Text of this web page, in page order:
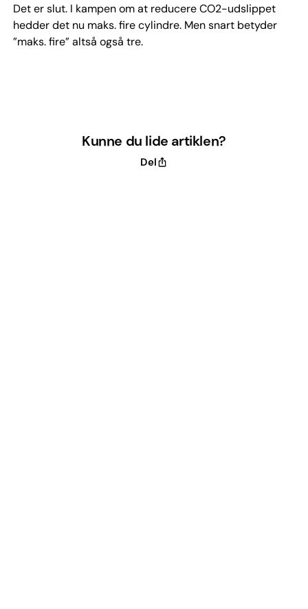
Det er slut. I kampen om at reducere CO2-udslippet
hedder det nu maks. fire cylindre. Men snart betyder
”maks. fire” altså også tre.
Kunne du lide artiklen?
Del